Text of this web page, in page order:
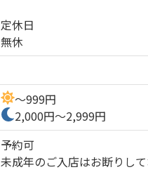
定休日
無休
～999円
2,000円～2,999円
予約可
未成年のご入店はお断りして